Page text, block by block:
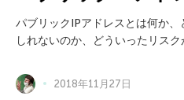
パブリックIPアドレスとは何か
しれないのか、どういったリスク
2018年11月27日